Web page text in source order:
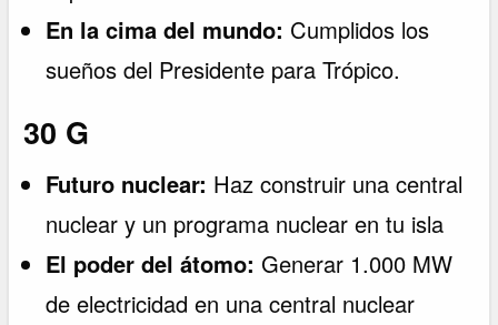
En la cima del mundo: Cumplidos los
sueños del Presidente para Trópico.
30 G
Futuro nuclear: Haz construir una central
nuclear y un programa nuclear en tu isla
El poder del átomo: Generar 1.000 MW
de electricidad en una central nuclear